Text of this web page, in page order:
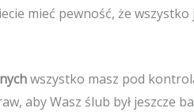
mieć pewność, że
wszystko masz pod
aby Wasz ślub był jeszcze